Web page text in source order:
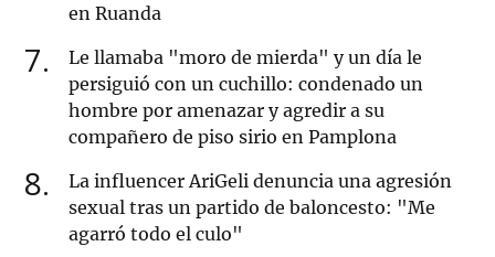
en Ruanda
7
Le llamaba "moro de mierda" y un día le
persiguió con un cuchillo: condenado un
hombre por amenazar y agredir a su
compañero de piso sirio en Pamplona
8
La influencer AriGeli denuncia una agresión
sexual tras un partido de baloncesto: "Me
agarró todo el culo"